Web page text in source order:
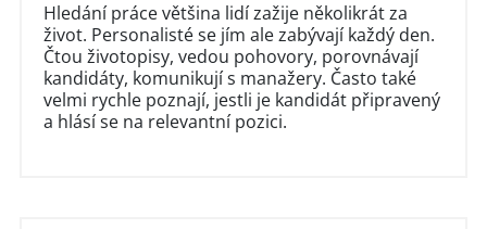
Hledání práce většina lidí zažije několikrát za
život. Personalisté se jím ale zabývají každý den.
Čtou životopisy, vedou pohovory, porovnávají
kandidáty, komunikují s manažery. Často také
velmi rychle poznají, jestli je kandidát připravený
a hlásí se na relevantní pozici.